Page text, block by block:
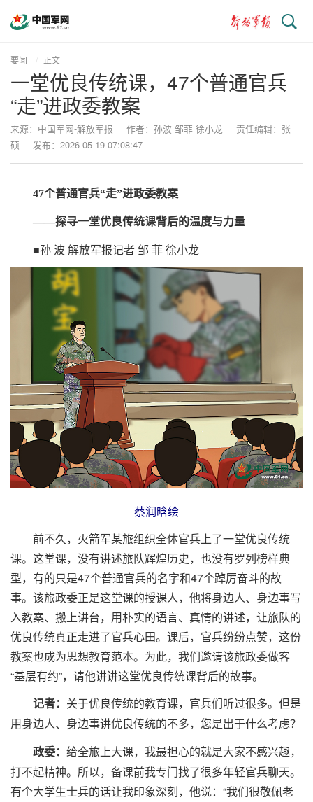
搜
索
要闻 正文
一堂优良传统课，47个普通官兵
“走”进政委教案
来源：中国军网-解放军报 作者：孙波 邹菲 徐小龙
责任编辑：张
硕
发布：2026-05-19 07:08:47
47个普通官兵“走”进政委教案
——探寻一堂优良传统课背后的温度与力量
■孙 波 解放军报记者 邹 菲 徐小龙
蔡润晗绘
前不久，火箭军某旅组织全体官兵上了一堂优良传统
课。这堂课，没有讲述旅队辉煌历史，也没有罗列榜样典
型，有的只是47个普通官兵的名字和47个踔厉奋斗的故
事。该旅政委正是这堂课的授课人，他将身边人、身边事写
入教案、搬上讲台，用朴实的语言、真情的讲述，让旅队的
优良传统真正走进了官兵心田。课后，官兵纷纷点赞，这份
教案也成为思想教育范本。为此，我们邀请该旅政委做客
“基层有约”，请他讲讲这堂优良传统课背后的故事。
记者： 关于优良传统的教育课，官兵们听过很多。但是
用身边人、身边事讲优良传统的不多，您是出于什么考虑？
政委： 给全旅上大课，我最担心的就是大家不感兴趣，
打不起精神。所以，备课前我专门找了很多年轻官兵聊天。
有个大学生士兵的话让我印象深刻，他说：“我们很敬佩老